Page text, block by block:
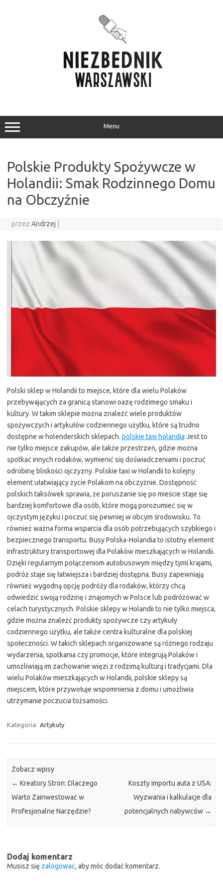
Menu
Polskie Produkty Spożywcze w
Holandii: Smak Rodzinnego Domu
na Obczyźnie
przez Andrzej
Polski sklep w Holandii to miejsce, które dla wielu Polaków
przebywających za granicą stanowi oazę rodzimego smaku i
kultury. W takim sklepie można znaleźć wiele produktów
spożywczych i artykułów codziennego użytku, które są trudno
dostępne w holenderskich sklepach. polskie taxi holandia Jest to
nie tylko miejsce zakupów, ale także przestrzeń, gdzie można
spotkać innych rodaków, wymienić się doświadczeniami i poczuć
odrobinę bliskości ojczyzny. Polskie taxi w Holandii to kolejny
element ułatwiający życie Polakom na obczyźnie. Dostępność
polskich taksówek sprawia, że poruszanie się po mieście staje się
bardziej komfortowe dla osób, które mogą porozumieć się w
ojczystym języku i poczuć się pewniej w obcym środowisku. To
również ważna forma wsparcia dla osób potrzebujących szybkiego i
bezpiecznego transportu. Busy Polska-Holandia to istotny element
infrastruktury transportowej dla Polaków mieszkających w Holandii.
Dzięki regularnym połączeniom autobusowym między tymi krajami,
podróż staje się łatwiejsza i bardziej dostępna. Busy zapewniają
również wygodną opcję podróży dla rodaków, którzy chcą
odwiedzić swoją rodzinę i znajomych w Polsce lub podróżować w
celach turystycznych. Polskie sklepy w Holandii to nie tylko miejsca,
gdzie można znaleźć produkty spożywcze czy artykuły
codziennego użytku, ale także centra kulturalne dla polskiej
społeczności. W takich sklepach organizowane są różnego rodzaju
wydarzenia, spotkania czy promocje, które integrują Polaków i
umożliwiają im zachowanie więzi z rodzimą kulturą i tradycjami. Dla
wielu Polaków mieszkających w Holandii, polskie sklepy są
miejscem, które przywołuje wspomnienia z domu i umożliwia
utrzymanie poczucia tożsamości.
Kategoria: Artykuły
Zobacz wpisy
← Kreatory Stron: Dlaczego
Warto Zainwestować w
Profesjonalne Narzędzie?
Koszty importu auta z USA:
Wyzwania i kalkulacje dla
potencjalnych nabywców →
Dodaj komentarz
Musisz się zalogować, aby móc dodać komentarz.